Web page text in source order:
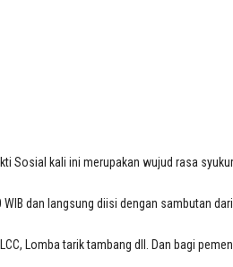
Sosial kali ini merupakan wujud rasa
dan langsung diisi dengan sambutan
Lomba tarik tambang dll. Dan bagi